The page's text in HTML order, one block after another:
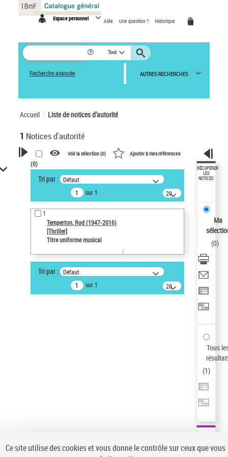
Espace personnel Aide Une question ? Historique
Tout
Recherche avancée AUTRES RECHERCHES
Accueil Liste de notices d’autorité
1 Notices d'autorité
VOTRE RECHERCHE
Recherche avancée dans les
notices d’autorité
Œuvres liées à l'auteur :
Temperton, Rod (1947-2016)
Type de notice d'autorité
Type de notice d'autorité
Voir la sélection (0) Ajouter à mes références
(0)
Tri par : Défaut
sur 1
20
résultats/page
1
Temperton, Rod (1947-2016)
[Thriller]
Titre uniforme musical
Tri par : Défaut
sur 1
20
résultats/page
RÉCUPÉRER
LES
NOTICES
Ma
(0)
Tous
(1)
Panneau de gestion des cookies
Ce site utilise des cookies et vous donne le contrôle sur ceux que vous